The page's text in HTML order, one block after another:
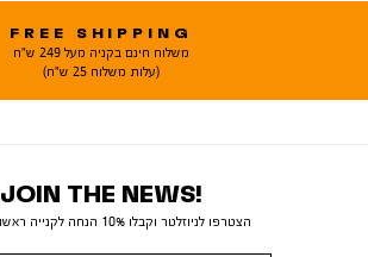
FREE SHIPPING
משלוח חינם בקניה מעל 249 ש"ח
(עלות משלוח 25 ש"ח)
JOIN THE NEWS!
הצטרפו לניוזלטר וקבלו 10% הנחה לקנייה ראשונה באתר